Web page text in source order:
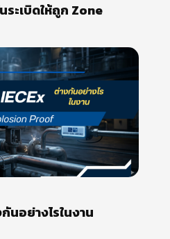
ะเบิดให้ถูก Zone
นอย่างไรในงาน